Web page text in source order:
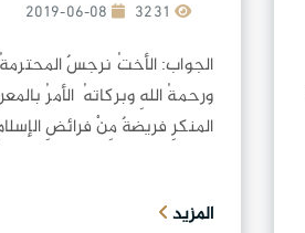
2019-06-08
الجواب: الأختُ نرجسٌ
ورحمةُ اللهِ وبركاتهُ الأمرُ
المنكرِ فريضةٌ مِنْ فرائضِ
المزيد